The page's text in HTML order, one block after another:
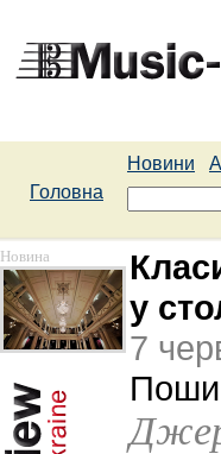
Новини
Головна
Новина
у
7